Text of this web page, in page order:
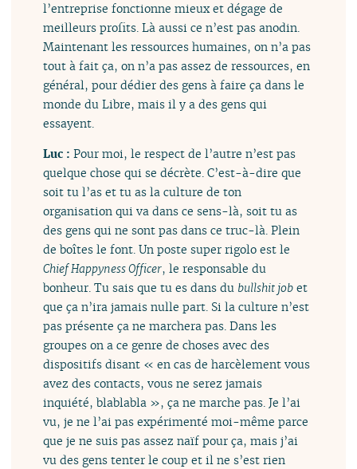
l’entreprise fonctionne mieux et dégage de
meilleurs profits. Là aussi ce n’est pas anodin.
Maintenant les ressources humaines, on n’a pas
tout à fait ça, on n’a pas assez de ressources, en
général, pour dédier des gens à faire ça dans le
monde du Libre, mais il y a des gens qui
essayent.
Luc :Pour moi, le respect de l’autre n’est pas
quelque chose qui se décrète. C’est-à-dire que
soit tu l’as et tu as la culture de ton
organisation qui va dans ce sens-là, soit tu as
des gens qui ne sont pas dans ce truc-là. Plein
de boîtes le font. Un poste super rigolo est le
Chief Happyness Officer, le responsable du
bonheur. Tu sais que tu es dans du bullshit job et
que ça n’ira jamais nulle part. Si la culture n’est
pas présente ça ne marchera pas. Dans les
groupes on a ce genre de choses avec des
dispositifs disant « en cas de harcèlement vous
avez des contacts, vous ne serez jamais
inquiété, blablabla », ça ne marche pas. Je l’ai
vu, je ne l’ai pas expérimenté moi-même parce
que je ne suis pas assez naïf pour ça, mais j’ai
vu des gens tenter le coup et il ne s’est rien